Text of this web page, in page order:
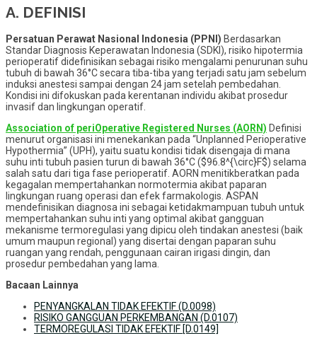
A. DEFINISI
Persatuan Perawat Nasional Indonesia (PPNI) Berdasarkan
Standar Diagnosis Keperawatan Indonesia (SDKI), risiko hipotermia
perioperatif didefinisikan sebagai risiko mengalami penurunan suhu
tubuh di bawah 36°C secara tiba-tiba yang terjadi satu jam sebelum
induksi anestesi sampai dengan 24 jam setelah pembedahan.
Kondisi ini difokuskan pada kerentanan individu akibat prosedur
invasif dan lingkungan operatif.
Association of periOperative Registered Nurses (AORN) Definisi
menurut organisasi ini menekankan pada “Unplanned Perioperative
Hypothermia” (UPH), yaitu suatu kondisi tidak disengaja di mana
suhu inti tubuh pasien turun di bawah 36°C ($96.8^{\circ}F$) selama
salah satu dari tiga fase perioperatif. AORN menitikberatkan pada
kegagalan mempertahankan normotermia akibat paparan
lingkungan ruang operasi dan efek farmakologis. ASPAN
mendefinisikan diagnosa ini sebagai ketidakmampuan tubuh untuk
mempertahankan suhu inti yang optimal akibat gangguan
mekanisme termoregulasi yang dipicu oleh tindakan anestesi (baik
umum maupun regional) yang disertai dengan paparan suhu
ruangan yang rendah, penggunaan cairan irigasi dingin, dan
prosedur pembedahan yang lama.
Bacaan Lainnya
PENYANGKALAN TIDAK EFEKTIF (D.0098)
RISIKO GANGGUAN PERKEMBANGAN (D.0107)
TERMOREGULASI TIDAK EFEKTIF [D.0149]